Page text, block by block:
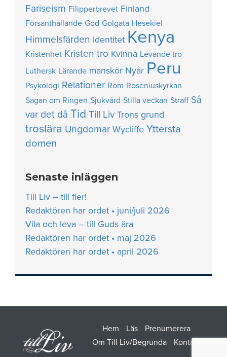
Fariseism Filipperbrevet Finland
Försanthållande God Golgata Hesekiel
Himmelsfärden Identitet Kenya
Kristenhet Kristen tro Kvinna Levande tro
Luthersk Lärande manskör Nyår Peru
Psykologi Relationer Rom Roseniuskyrkan
Sagan om Ringen Sjukvård Stilla veckan Straff Så
var det då Tid Till Liv Trons grund
troslära Ungdomar Wycliffe Yttersta
domen
Senaste inläggen
Till Liv – till fler!
Redaktören har ordet • juni/juli 2026
Vila och leva – till Guds ära
Redaktören har ordet • maj 2026
Redaktören har ordet • april 2026
Hem Läs
Prenumerera
Om Till Liv/Begrunda
Kontakt